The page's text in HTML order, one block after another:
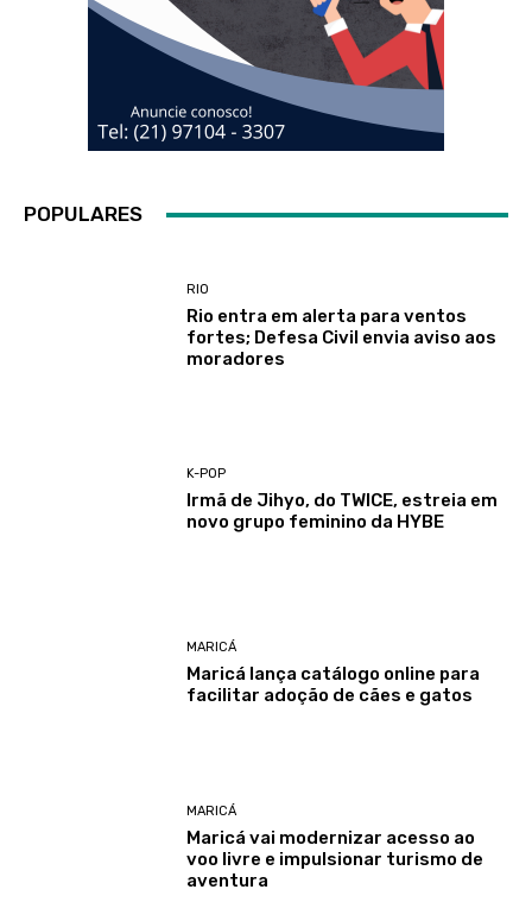
POPULARES
RIO
Rio entra em alerta para ventos
fortes; Defesa Civil envia aviso aos
moradores
K-POP
Irmã de Jihyo, do TWICE, estreia em
novo grupo feminino da HYBE
MARICÁ
Maricá lança catálogo online para
facilitar adoção de cães e gatos
MARICÁ
Maricá vai modernizar acesso ao
voo livre e impulsionar turismo de
aventura